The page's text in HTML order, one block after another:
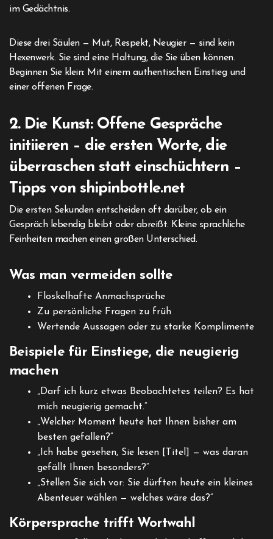
im Gedächtnis.
Diese drei Säulen — Mut, Respekt, Neugier — sind kein
Hexenwerk. Sie sind eine Haltung, die Sie üben können.
Beginnen Sie klein: Mit einem authentischen Einstieg und
einer offenen Frage.
2. Die Kunst: Offene Gespräche
initiieren – die ersten Worte, die
überraschen statt einschüchtern –
Tipps von shipinbottle.net
Die ersten Sekunden entscheiden oft darüber, ob ein
Gespräch lebendig bleibt oder abreißt. Kleine sprachliche
Feinheiten machen einen großen Unterschied.
Was man vermeiden sollte
Floskelhafte Anmachsprüche
Zu persönliche Fragen zu früh
Wertende Aussagen oder zu starke Komplimente
Beispiele für Einstiege, die neugierig
machen
„Darf ich kurz etwas Beobachtetes teilen? Es hat
mich neugierig gemacht.“
„Welcher Moment heute hat Ihnen bisher am
besten gefallen?“
„Ich habe gesehen, Sie lesen [Titel] — was daran
gefällt Ihnen besonders?“
„Stellen Sie sich vor: Sie dürften heute ein kleines
Abenteuer wählen — welches wäre das?“
Körpersprache trifft Wortwahl